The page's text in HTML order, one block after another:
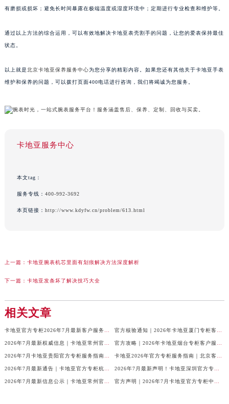
有磨损或损坏；避免长时间暴露在极端温度或湿度环境中；定期进行专业检查和维护等。
通过以上方法的综合运用，可以有效地解决卡地亚表壳割手的问题，让您的爱表保持最佳
状态。
以上就是北京卡地亚保养服务中心为您分享的精彩内容。如果您还有其他关于卡地亚手表
维护和保养的问题，可以拨打页面400电话进行咨询，我们将竭诚为您服务。
卡地亚服务中心
本文tag：
服务专线： 400-992-3692
本页链接： http://www.kdyfw.cn/problem/613.html
上一篇： 卡地亚腕表机芯里面有划痕解决方法深度解析
下一篇： 卡地亚发条坏了解决技巧大全
相关文章